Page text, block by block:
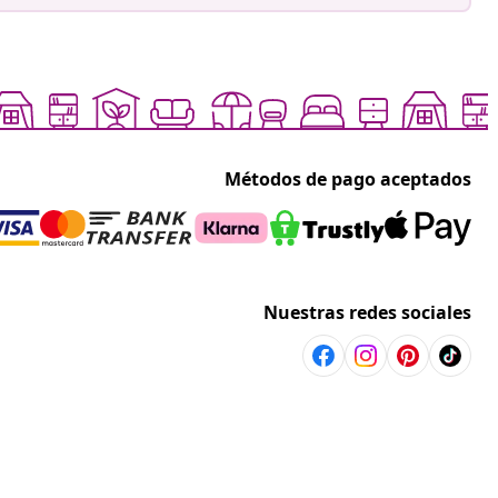
Métodos de pago aceptados
Nuestras redes sociales